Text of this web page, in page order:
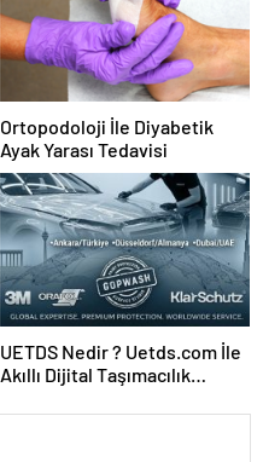
Ortopodoloji İle Diyabetik
Ayak Yarası Tedavisi
UETDS Nedir ? Uetds.com İle
Akıllı Dijital Taşımacılık